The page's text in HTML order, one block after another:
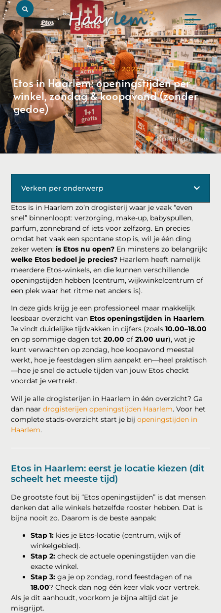
MAART 3, 2026
Etos in Haarlem: openingstijden per
winkel, zondag & koopavond (zonder
gedoe)
Openingstijden
Etos is in Haarlem zo’n drogisterij waar je vaak “even
snel” binnenloopt: verzorging, make-up, babyspullen,
parfum, zonnebrand of iets voor zelfzorg. En precies
omdat het vaak een spontane stop is, wil je één ding
zeker weten:is Etos nu open? En minstens zo belangrijk:
welke Etos bedoel je precies? Haarlem heeft namelijk
meerdere Etos-winkels, en die kunnen verschillende
openingstijden hebben (centrum, wijkwinkelcentrum of
een plek waar het ritme net anders is).
In deze gids krijg je een professioneel maar makkelijk
leesbaar overzicht van Etos openingstijden in Haarlem.
Je vindt duidelijke tijdvakken in cijfers (zoals10.00–18.00
en op sommige dagen tot20.00 of21.00 uur), wat je
kunt verwachten op zondag, hoe koopavond meestal
werkt, hoe je feestdagen slim aanpakt en—heel praktisch
—hoe je snel de actuele tijden van jouw Etos checkt
voordat je vertrekt.
Wil je alle drogisterijen in Haarlem in één overzicht? Ga
dan naardrogisterijen openingstijden Haarlem. Voor het
complete stads-overzicht start je bijopeningstijden in
Haarlem.
Etos in Haarlem: eerst je locatie kiezen (dit
scheelt het meeste tijd)
De grootste fout bij “Etos openingstijden” is dat mensen
denken dat alle winkels hetzelfde rooster hebben. Dat is
bijna nooit zo. Daarom is de beste aanpak:
Stap 1: kies je Etos-locatie (centrum, wijk of
winkelgebied).
Stap 2: check de actuele openingstijden van die
exacte winkel.
Stap 3: ga je op zondag, rond feestdagen of na
18.00? Check dan nog één keer vlak voor vertrek.
Als je dit aanhoudt, voorkom je bijna altijd dat je
misgrijpt.
Verken per onderwerp